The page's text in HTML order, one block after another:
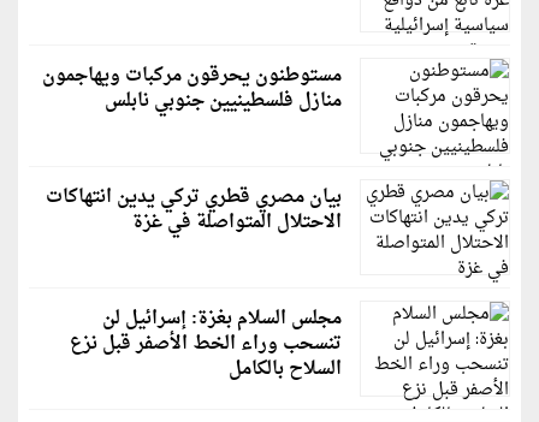
مستوطنون يحرقون مركبات ويهاجمون
منازل فلسطينيين جنوبي نابلس
بيان مصري قطري تركي يدين انتهاكات
الاحتلال المتواصلة في غزة
مجلس السلام بغزة: إسرائيل لن
تنسحب وراء الخط الأصفر قبل نزع
السلاح بالكامل